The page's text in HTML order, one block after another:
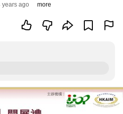
years ago more